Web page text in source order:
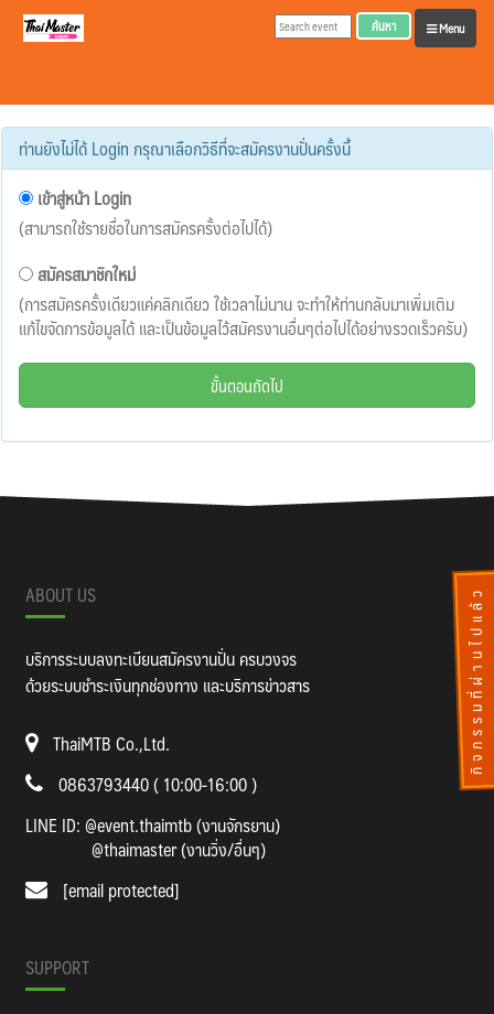
Menu
ค้นหา
ท่านยังไม่ได้ Login กรุณาเลือกวิธีที่จะสมัครงานปั่นครั้งนี้
เข้าสู่หน้า Login
(สามารถใช้รายชื่อในการสมัครครั้งต่อไปได้)
สมัครสมาชิกใหม่
(การสมัครครั้งเดียวแค่คลิกเดียว ใช้เวลาไม่นาน จะทำให้ท่านกลับมาเพิ่มเติม
แก้ไขจัดการข้อมูลได้ และเป็นข้อมูลไว้สมัครงานอื่นๆต่อไปได้อย่างรวดเร็วครับ)
ABOUT US
บริการระบบลงทะเบียนสมัครงานปั่น ครบวงจร
ด้วยระบบชำระเงินทุกช่องทาง และบริการข่าวสาร
ThaiMTB Co.,Ltd.
0863793440 ( 10:00-16:00 )
LINE ID:@event.thaimtb (งานจักรยาน)
@thaimaster (งานวิ่ง/อื่นๆ)
[email protected]
SUPPORT
กิจกรรมที่ผ่านไปแล้ว